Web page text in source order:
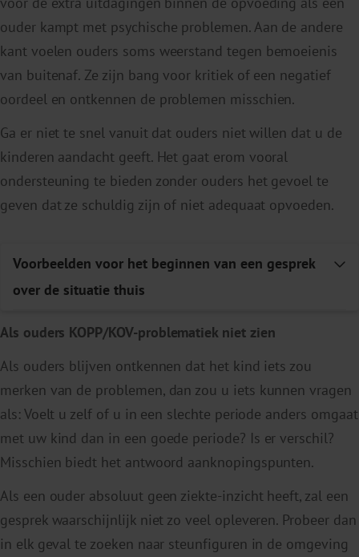
ouder kampt met psychische problemen. Aan de andere
kant voelen ouders soms weerstand tegen bemoeienis
van buitenaf. Ze zijn bang voor kritiek of een negatief
oordeel en ontkennen de problemen misschien.
Ga er niet te snel vanuit dat ouders niet willen dat u de
kinderen aandacht geeft. Het gaat erom vooral
ondersteuning te bieden zonder ouders het gevoel te
geven dat ze schuldig zijn of niet adequaat opvoeden.
Voorbeelden voor het beginnen van een gesprek
over de situatie thuis
Als ouders KOPP/KOV-problematiek niet zien
Als ouders blijven ontkennen dat het kind iets zou
merken van de problemen, dan zou u iets kunnen vragen
als: Voelt u zelf of u in een slechte periode anders omgaat
met uw kind dan in een goede periode? Is er verschil?
Misschien biedt het antwoord aanknopingspunten.
Als een ouder absoluut geen ziekte-inzicht heeft, zal een
gesprek waarschijnlijk niet zo veel opleveren. Probeer dan
in elk geval te zoeken naar steunfiguren in de omgeving